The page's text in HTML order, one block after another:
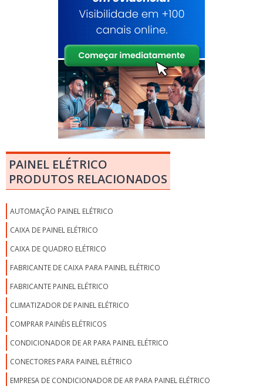
PAINEL ELÉTRICO
PRODUTOS RELACIONADOS
AUTOMAÇÃO PAINEL ELÉTRICO
CAIXA DE PAINEL ELÉTRICO
CAIXA DE QUADRO ELÉTRICO
FABRICANTE DE CAIXA PARA PAINEL ELÉTRICO
FABRICANTE PAINEL ELÉTRICO
CLIMATIZADOR DE PAINEL ELÉTRICO
COMPRAR PAINÉIS ELÉTRICOS
CONDICIONADOR DE AR PARA PAINEL ELÉTRICO
CONECTORES PARA PAINEL ELÉTRICO
EMPRESA DE CONDICIONADOR DE AR PARA PAINEL ELÉTRICO